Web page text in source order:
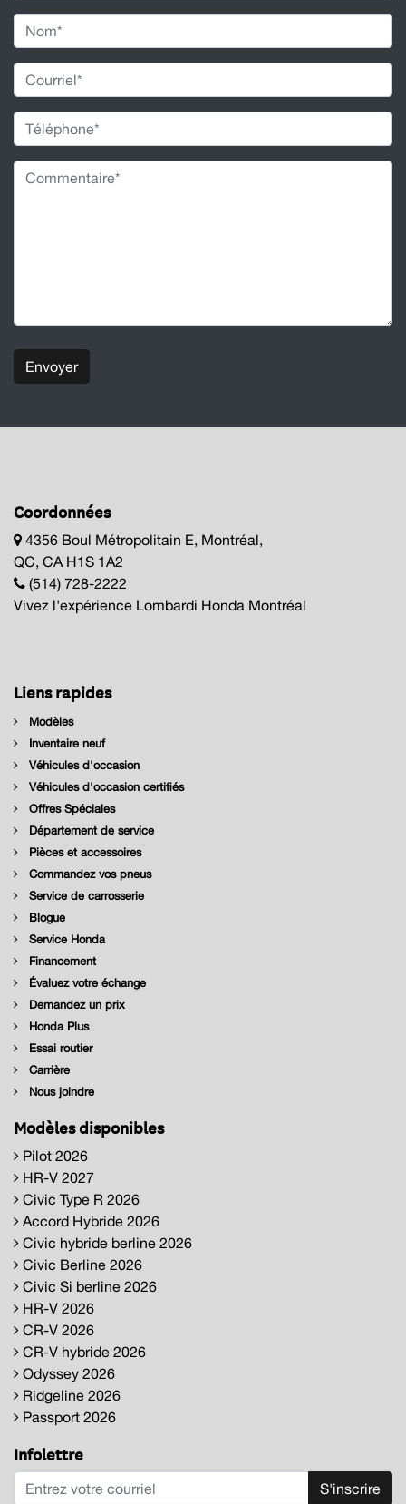
Envoyer
Coordonnées
4356 Boul Métropolitain E, Montréal,
QC, CA H1S 1A2
(514) 728-2222
Vivez l'expérience Lombardi Honda Montréal
Liens rapides
Modèles
Inventaire neuf
Véhicules d'occasion
Véhicules d'occasion certifiés
Offres Spéciales
Département de service
Pièces et accessoires
Commandez vos pneus
Service de carrosserie
Blogue
Service Honda
Financement
Évaluez votre échange
Demandez un prix
Honda Plus
Essai routier
Carrière
Nous joindre
Modèles disponibles
Pilot 2026
HR-V 2027
Civic Type R 2026
Accord Hybride 2026
Civic hybride berline 2026
Civic Berline 2026
Civic Si berline 2026
HR-V 2026
CR-V 2026
CR-V hybride 2026
Odyssey 2026
Ridgeline 2026
Passport 2026
Infolettre
S'inscrire